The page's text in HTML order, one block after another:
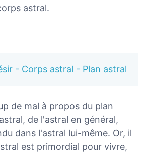
astral.
- Corps astral - Plan astral
de mal à propos du plan
de l'astral en général,
dans l'astral lui-même. Or, il
est primordial pour vivre,